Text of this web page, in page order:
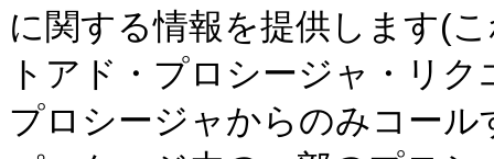
に関する情報を提供します(
トアド・プロシージャ・リ
プロシージャからのみコー